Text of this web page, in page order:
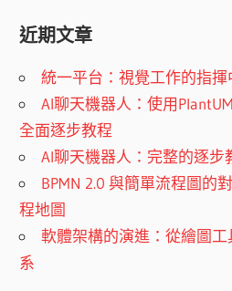
近期文章
統一平台：視覺工作的指揮
AI聊天機器人：使用
全面逐步教程
AI聊天機器人：完整的逐步
BPMN 2.0 與簡單流程圖的
程地圖
軟體架構的演進：從繪圖
系